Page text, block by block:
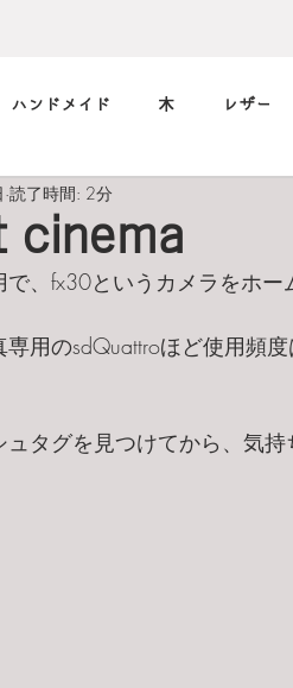
ハンドメイド 木 レザー
本 筆記用具
もの 小休止の 習慣
cinema
読了時間: 2分
で、fx30というカメラをホ
専用のsdQuattroほど使用頻
ュタグを見つけてから、気